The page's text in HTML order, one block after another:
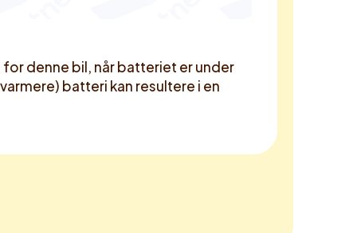
denne bil, når batteriet er under
batteri kan resultere i en